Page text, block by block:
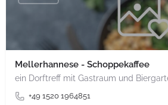
Mellerhannese - Schoppekaffee
+49 1520 1964851